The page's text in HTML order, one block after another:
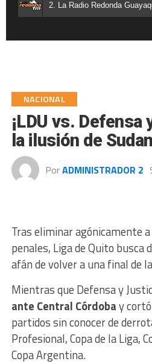
2. La Radio Redonda
NACIONAL
¡LDU vs.
la ilusión de
PorADMINISTRADOR 2
Tras eliminar agónicamente
penales, Liga de Quito busca
afán de volver a una final de
Mientras que Defensa y
ante Central Córdobay
partidos sin conocer de
Profesional, Copa de la Liga,
Copa Argentina.